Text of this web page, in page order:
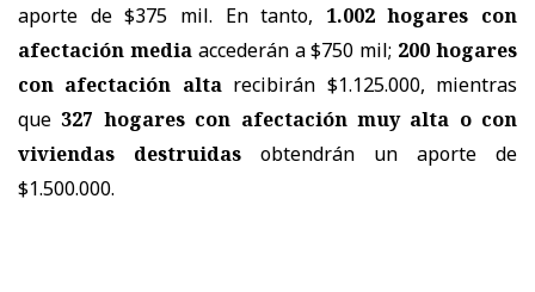
aporte de $375 mil. En tanto, 1.002 hogares con
afectación mediaaccederán a $750 mil; 200 hogares
con afectación altarecibirán $1.125.000, mientras
que 327 hogares con afectación muy alta o con
viviendas destruidas obtendrán un aporte de
$1.500.000.